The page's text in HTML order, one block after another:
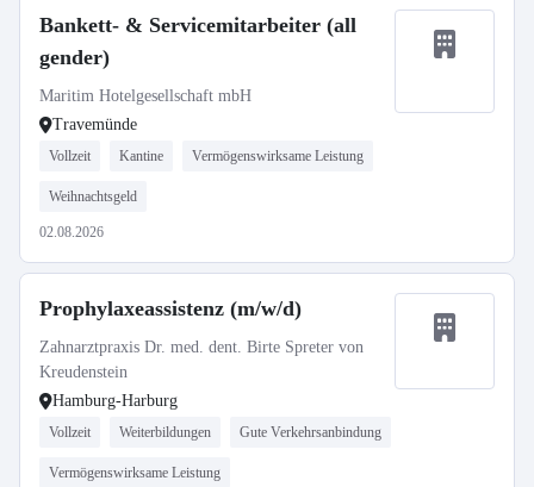
Bankett- & Servicemitarbeiter (all
gender)
Maritim Hotelgesellschaft mbH
Travemünde
Vollzeit Kantine Vermögenswirksame Leistung
Weihnachtsgeld
02.08.2026
Prophylaxeassistenz (m/w/d)
Zahnarztpraxis Dr. med. dent. Birte Spreter von
Kreudenstein
Hamburg-Harburg
Vollzeit Weiterbildungen Gute Verkehrsanbindung
Vermögenswirksame Leistung